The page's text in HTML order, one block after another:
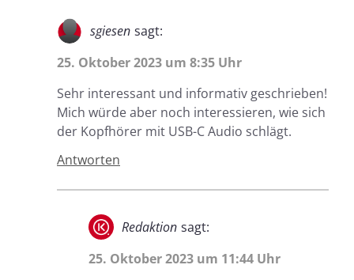
sgiesen sagt:
25. Oktober 2023 um 8:35 Uhr
Sehr interessant und informativ geschrieben!
Mich würde aber noch interessieren, wie sich
der Kopfhörer mit USB-C Audio schlägt.
Antworten
Redaktion sagt:
25. Oktober 2023 um 11:44 Uhr